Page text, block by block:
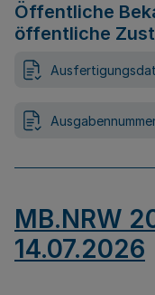
Öffentliche
öffentliche
MB.NRW
14.07.2026